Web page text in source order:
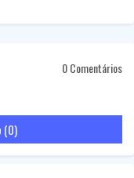
0 Comentários
(0)